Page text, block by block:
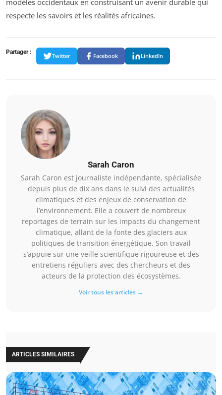
respecte les savoirs et les réalités africaines.
Partager :
Twitter Facebook LinkedIn
Sarah Caron
Sarah Caron est journaliste indépendante, spécialisée
depuis plus de dix ans dans le suivi des actualités
climatiques et des enjeux de conservation de
l’environnement. Elle a couvert de nombreux
reportages de terrain sur les impacts du changement
climatique, allant de la fonte des glaciers aux
politiques de transition énergétique. Son travail
s’appuie sur une veille scientifique rigoureuse et des
entretiens réguliers avec des chercheurs et des
acteurs de la protection des écosystèmes.
Voir tous les articles →
ARTICLES SIMILAIRES